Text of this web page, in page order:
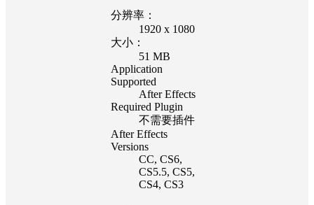
分辨率：
1920 x 1080
大小：
51 MB
Application
Supported
After Effects
Required Plugin
不需要插件
After Effects
Versions
CC, CS6,
CS5.5, CS5,
CS4, CS3